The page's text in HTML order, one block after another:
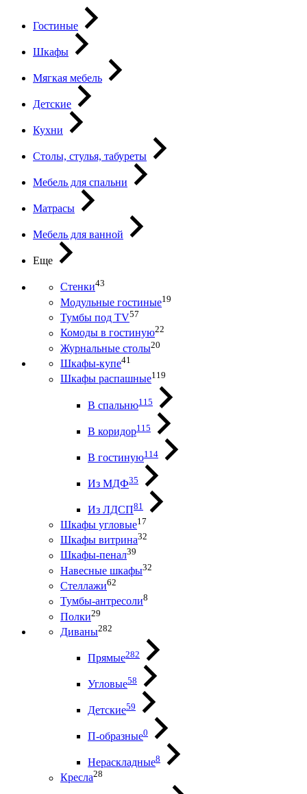
Гостиные
Шкафы
Мягкая мебель
Детские
Кухни
Столы, стулья, табуреты
Мебель для спальни
Матрасы
Мебель для ванной
Еще
Стенки43
Модульные гостиные19
Тумбы под ТV57
Комоды в гостиную22
Журнальные столы20
Шкафы-купе41
Шкафы распашные119
В спальню115
В коридор115
В гостиную114
Из МДФ35
Из ЛДСП81
Шкафы угловые17
Шкафы витрина32
Шкафы-пенал39
Навесные шкафы32
Стеллажи62
Тумбы-антресоли8
Полки29
Диваны282
Прямые282
Угловые58
Детские59
П-образные0
Нераскладные8
Кресла28